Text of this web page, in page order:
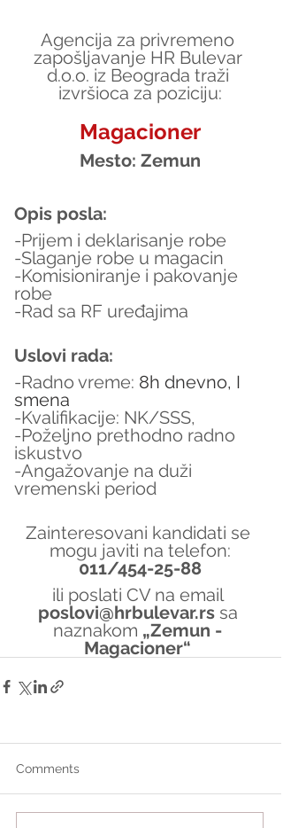
Agencija za privremeno
zapošljavanje HR Bulevar
d.o.o. iz Beograda traži
izvršioca za poziciju:
Magacioner
Mesto: Zemun
Opis posla:
-Prijem i deklarisanje robe
-Slaganje robe u magacin
-Komisioniranje i pakovanje
robe
-Rad sa RF uređajima
Uslovi rada:
-Radno vreme: 8h dnevno, I
smena
-Kvalifikacije: NK/SSS,
-Poželjno prethodno radno
iskustvo
-Angažovanje na duži
vremenski period
Zainteresovani kandidati se
mogu javiti na telefon:
011/454-25-88
ili poslati CV na email
poslovi@hrbulevar.rs sa
naznakom „Zemun -
Magacioner“
Comments